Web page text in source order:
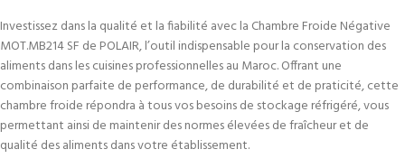
Investissez dans la qualité et la fiabilité avec la Chambre Froide Négative
MOT.MB214 SF de POLAIR, l’outil indispensable pour la conservation des
aliments dans les cuisines professionnelles au Maroc. Offrant une
combinaison parfaite de performance, de durabilité et de praticité, cette
chambre froide répondra à tous vos besoins de stockage réfrigéré, vous
permettant ainsi de maintenir des normes élevées de fraîcheur et de
qualité des aliments dans votre établissement.